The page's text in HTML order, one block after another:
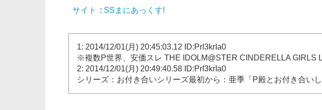
サイト
: SSまにあっくす!
1: 2014/12/01(月) 20:45:03.12 ID:PrI3krIa0
※複数P世界、安価スレ THE IDOLM@STER CINDERELLA GIRLS
2: 2014/12/01(月) 20:49:40.58 ID:PrI3krIa0
シリーズ：お付き合いシリーズ最初から：亜季「P殿とお付き合い